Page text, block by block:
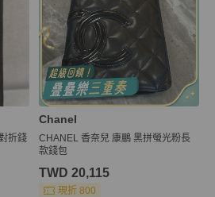
折錢
Chanel
CHANEL 香奈兒 康鵬 黑拼螢光粉長
款錢包
TWD 20,115
現折 800